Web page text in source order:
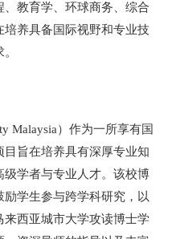
教育学、环球商务、综合
养具备国际视野和专业技
Malaysia）作为一所享有国
旨在培养具有深厚专业知
学者与专业人才。该校博
学生参与跨学科研究，以
西亚城市大学攻读博士学